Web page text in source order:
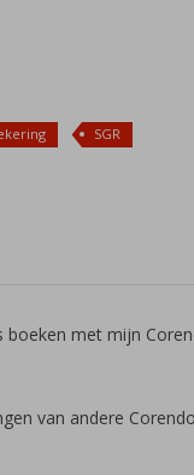
SGR
boeken met mijn
van andere